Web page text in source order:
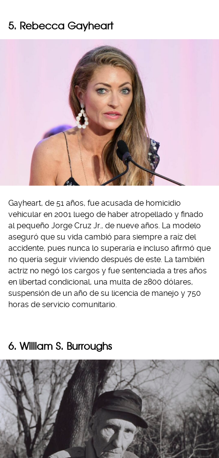
5. Rebecca Gayheart
Gayheart, de 51 años, fue acusada de homicidio
vehicular en 2001 luego de haber atropellado y finado
al pequeño Jorge Cruz Jr., de nueve años. La modelo
aseguró que su vida cambió para siempre a raíz del
accidente, pues nunca lo superaría e incluso afirmó que
no quería seguir viviendo después de este. La también
actriz no negó los cargos y fue sentenciada a tres años
en libertad condicional, una multa de 2800 dólares,
suspensión de un año de su licencia de manejo y 750
horas de servicio comunitario.
6. William S. Burroughs